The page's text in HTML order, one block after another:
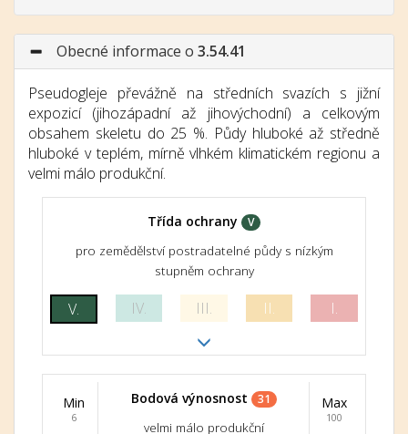
Obecné informace o 3.54.41
Pseudogleje převážně na středních svazích s jižní
expozicí (jihozápadní až jihovýchodní) a celkovým
obsahem skeletu do 25 %. Půdy hluboké až středně
hluboké v teplém, mírně vlhkém klimatickém regionu a
velmi málo produkční.
Třída ochrany V
pro zemědělství postradatelné půdy s nízkým
stupněm ochrany
V. IV. III. II. I.
Min
6
Bodová výnosnost 31
velmi málo produkční
Max
100